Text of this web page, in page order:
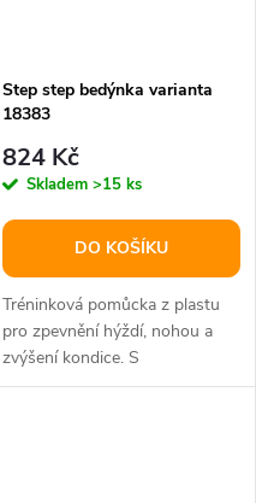
Step step bedýnka varianta
18383
824 Kč
Skladem >15 ks
DO KOŠÍKU
Tréninková pomůcka z plastu
pro zpevnění hýždí, nohou a
zvýšení kondice. S
nastavitelnou výškou 12 – 22